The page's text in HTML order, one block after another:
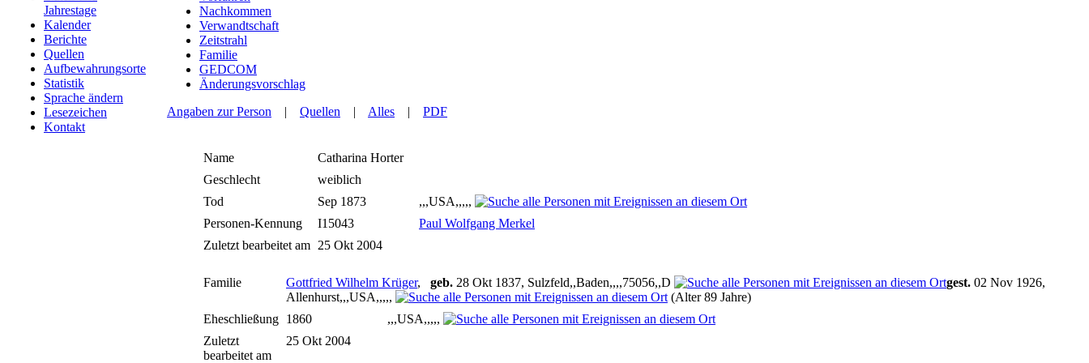
Jahrestage
Kalender
Berichte
Quellen
Aufbewahrungsorte
Statistik
Sprache ändern
Lesezeichen
Kontakt
Nachkommen
Verwandtschaft
Zeitstrahl
Familie
GEDCOM
Änderungsvorschlag
Angaben zur Person | Quellen | Alles | PDF
Name Catharina Horter
Geschlecht
weiblich
Tod
Sep 1873
,,,USA,,,,,
Personen-Kennung
I15043
Paul Wolfgang Merkel
Zuletzt bearbeitet am 25 Okt 2004
Familie Gottfried Wilhelm Krüger, geb. 28 Okt 1837, Sulzfeld,,Baden,,,,75056,,D gest. 02 Nov 1926,
Allenhurst,,,USA,,,,,
(Alter 89 Jahre)
Eheschließung 1860
,,,USA,,,,,
Zuletzt
bearbeitet am
25 Okt 2004